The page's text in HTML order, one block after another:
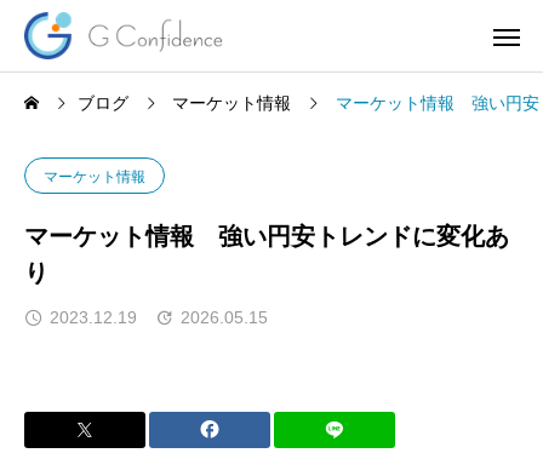
ブログ マーケット情報 マーケット情報 強い円安
マーケット情報
マーケット情報 強い円安トレンドに変化あ
り
2023.12.19 2026.05.15